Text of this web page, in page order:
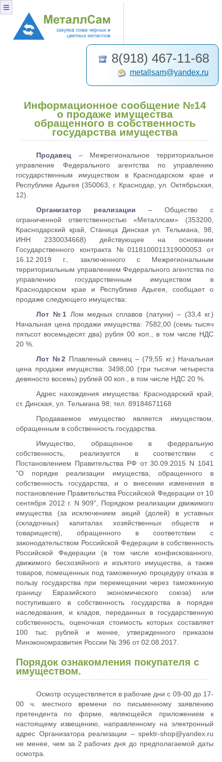
8(918) 467-11-68
metallsam@yandex.ru
≡
Информационное сообщение №14
о продаже имущества
обращенного в собственность
государства имущества
Продавец – Межрегиональное территориальное
управление Федерального агентства по управлению
государственным имуществом в Краснодарском крае и
Республике Адыгея (350063, г. Краснодар, ул. Октябрьская,
12).
Организатор реализации – Общество с
ограниченной ответственностью «Металлсам» (353200,
Краснодарский край, Станица Динская ул. Тельмана, 98,
ИНН 2330034668) действующее на основании
Государственного контракта №0118100011319000053 от
16.12.2019 г., заключенного с Межрегиональным
территориальным управлением Федерального агентства по
управлению государственным имуществом в
Краснодарском крае и Республике Адыгея, сообщает о
продаже следующего имущества:
Лот №1 Лом медных сплавов (латуни) – (33,4 кг.)
Начальная цена продажи имущества: 7582,00 (семь тысяч
пятьсот восемьдесят два) рубля 00 коп., в том числе НДС
20 %.
Лот №2 Плавленый свинец – (79,55 кг.) Начальная
цена продажи имущества: 3498,00 (три тысячи четыреста
девяносто восемь) рублей 00 коп., в том числе НДС 20 %.
Адрес нахождения имущества: Краснодарский край,
ст. Динская, ул. Тельмана 98; тел. 89184671168
Продаваемое имущество является имуществом,
обращенным в собственность государства.
Имущество, обращенное в федеральную
собственность, реализуется в соответствии с
Постановлением Правительства РФ от 30.09.2015 N 1041
"О порядке реализации имущества, обращенного в
собственность государства, и о внесении изменения в
постановление Правительства Российской Федерации от 10
сентября 2012 г. N 909", Порядком реализации движимого
имущества (за исключением акций (долей) в уставных
(складочных) капиталах хозяйственных обществ и
товариществ), обращенного в соответствии с
законодательством Российской Федерации в собственность
Российской Федерации (в том числе конфискованного,
движимого бесхозяйного и изъятого имущества, а также
товаров, помещенных под таможенную процедуру отказа в
пользу государства при перемещении через таможенную
границу Евразийского экономического союза) или
поступившего в собственность государства в порядке
наследования, и кладов, переданных в государственную
собственность, оценочная стоимость которых составляет
100 тыс. рублей и менее, утвержденного приказом
Минэкономразвития России № 396 от 02.08.2017.
Порядок ознакомления покупателя с
имуществом.
Осмотр осуществляется в рабочие дни с 09-00 до 17-
00 ч. местного времени по письменному заявлению
претендента по форме, являющейся приложением к
настоящему извещению, направленному на электронный
адрес Организатора реализации – spektr-shop@yandex.ru
не менее, чем за 2 рабочих дня до предполагаемой даты
осмотра.